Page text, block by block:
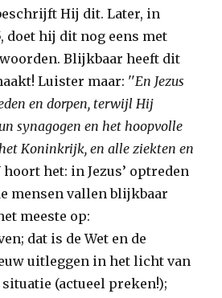
Hij dit. Later, in
doet hij dit nog eens met
Blijkbaar heeft dit
Luister maar: ''En Jezus
en dorpen, terwijl Hij
synagogen en het hoopvolle
Koninkrijk, en alle ziekten en
hoort het: in Jezus’ optreden
mensen vallen blijkbaar
meeste op:
dat is de Wet en de
uitleggen in het licht van
(actueel preken!);